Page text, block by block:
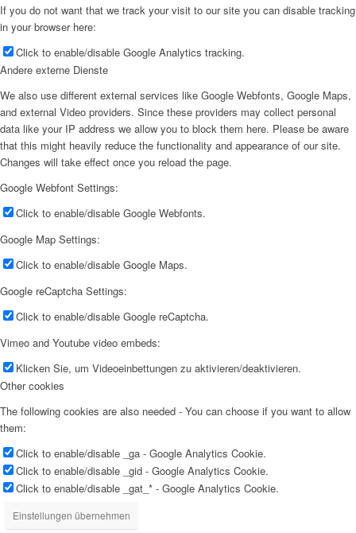
If you do not want that we track your visit to our site you can disable tracking
in your browser here:
Click to enable/disable Google Analytics tracking.
Andere externe Dienste
We also use different external services like Google Webfonts, Google Maps,
and external Video providers. Since these providers may collect personal
data like your IP address we allow you to block them here. Please be aware
that this might heavily reduce the functionality and appearance of our site.
Changes will take effect once you reload the page.
Google Webfont Settings:
Click to enable/disable Google Webfonts.
Google Map Settings:
Click to enable/disable Google Maps.
Google reCaptcha Settings:
Click to enable/disable Google reCaptcha.
Vimeo and Youtube video embeds:
Klicken Sie, um Videoeinbettungen zu aktivieren/deaktivieren.
Other cookies
The following cookies are also needed - You can choose if you want to allow
them:
Click to enable/disable _ga - Google Analytics Cookie.
Click to enable/disable _gid - Google Analytics Cookie.
Click to enable/disable _gat_* - Google Analytics Cookie.
Einstellungen übernehmen